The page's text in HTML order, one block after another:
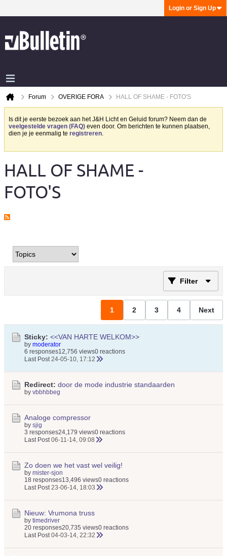
Login or Sign Up
Forum OVERIGE FORA HALL OF SHAME - FOTO'S
Is dit je eerste bezoek aan het J&H Licht en Geluid forum? Neem dan de
veelgestelde vragen (FAQ) even door. Om berichten te kunnen plaatsen,
dien je je eenmalig te registreren.
HALL OF SHAME -
FOTO'S
Filter
1 2 3 4 Next
Sticky: <<VAN HARTE WELKOM>>
by moderator
6 responses12,756 views0 reactions
Last Post 24-05-10, 17:12
Redirect: door de mode industrie standaarden
by vbbhbbeg
Analoge compressor
by sjig
3 responses24,179 views0 reactions
Last Post 06-11-14, 09:08
Zo doen we het vast wel veilig!
by mister-sjon
18 responses13,496 views0 reactions
Last Post 23-06-14, 18:03
Nieuw: Vrumona truss
by timedriver
20 responses20,735 views0 reactions
Last Post 04-03-14, 22:32